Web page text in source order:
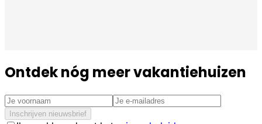
Ontdek nóg meer vakantiehuizen
Inschrijven nieuwsbrief